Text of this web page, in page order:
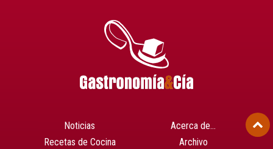
Noticias
Recetas de Cocina
Acerca de…
Archivo